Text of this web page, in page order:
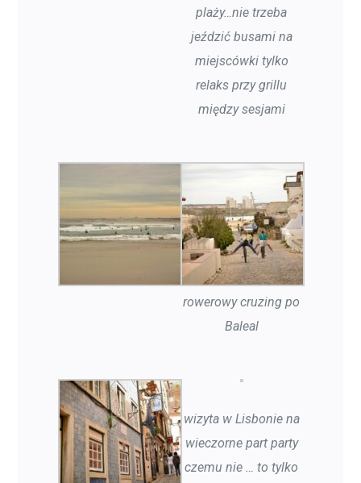
plaży…nie trzeba
jeździć busami na
miejscówki tylko
relaks przy grillu
między sesjami
rowerowy cruzing po
Baleal
wizyta w Lisbonie na
wieczorne part party
czemu nie … to tylko